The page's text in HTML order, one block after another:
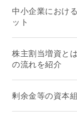
中小企業におけ
ット
株主割当増資と
の流れを紹介
剰余金等の資本